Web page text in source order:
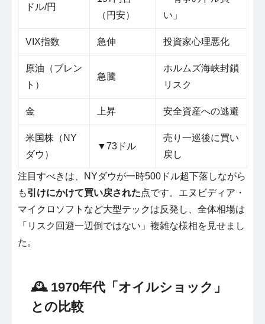
ドル/円
（円安）
い」
VIX指数 急伸 投資家心理悪化
原油（ブレン
ト）
急騰
ホルムズ海峡封鎖
リスク
金 上昇 安全資産への逃避
米国株（NY
ダウ）
▼73ドル
売り一巡後に買い
戻し
注目すべきは、NYダウが一時500ドル超下落しながら
も引けにかけて買い戻された点です。エヌビディア・
マイクロソフトなど大型テックは反発し、全体相場は
「リスク回避一辺倒ではない」複雑な様相を見せまし
た。
🕰️ 1970年代「オイルショック」
との比較